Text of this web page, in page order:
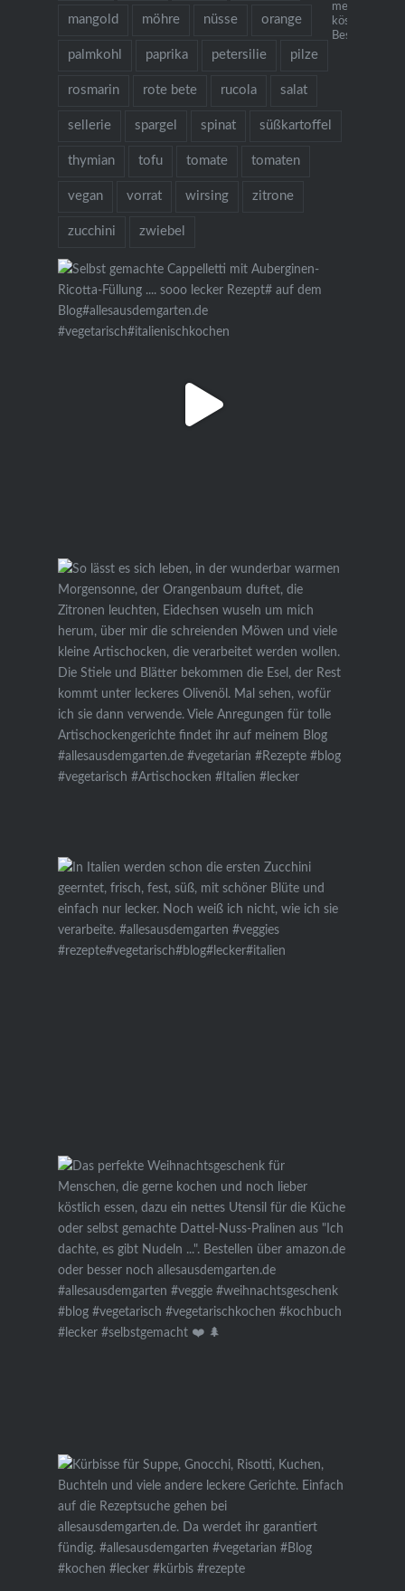
mangold möhre nüsse orange
palmkohl paprika petersilie pilze
rosmarin rote bete rucola salat
sellerie spargel spinat süßkartoffel
thymian tofu tomate tomaten
vegan vorrat wirsing zitrone
zucchini zwiebel
mehr als 130
köstlichen
Bestellung